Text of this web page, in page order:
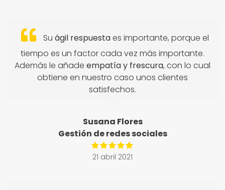
Su ágil respuestaes importante, porque el
tiempo es un factor cada vez más importante.
Además le añade empatía y frescura, con lo cual
obtiene en nuestro caso unos clientes
satisfechos.
Susana Flores
Gestión de redes sociales
21 abril 2021